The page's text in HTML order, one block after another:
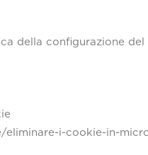
della configurazione
i-cookie-in-